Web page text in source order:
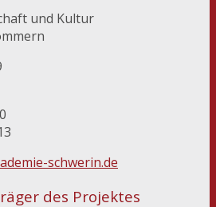
und Kultur
schwerin.de
des Projektes